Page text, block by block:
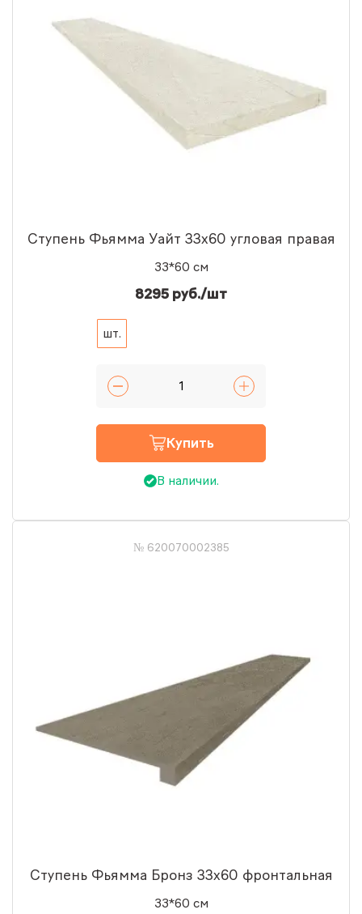
Ступень Фьямма Уайт 33x60 угловая правая
33*60 см
8295 руб./шт
шт.
Купить
В наличии.
№ 620070002385
Ступень Фьямма Бронз 33x60 фронтальная
33*60 см